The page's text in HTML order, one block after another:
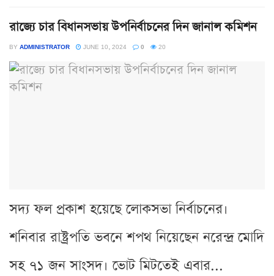
রাজ্যে চার বিধানসভায় উপনির্বাচনের দিন জানাল কমিশন
BY ADMINISTRATOR JUNE 10, 2024 0 20
সদ্য ফল প্রকাশ হয়েছে লোকসভা নির্বাচনের।
শনিবার রাষ্ট্রপতি ভবনে শপথ নিয়েছেন নরেন্দ্র মোদি
সহ ৭১ জন সাংসদ। ভোট মিটতেই এবার...